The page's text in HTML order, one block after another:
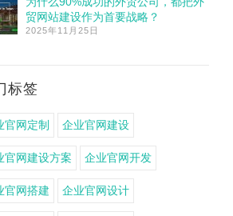
贸网站建设作为首要战略？
2025年11月25日
标签
官网定制 企业官网建设
官网建设方案 企业官网开发
官网搭建 企业官网设计